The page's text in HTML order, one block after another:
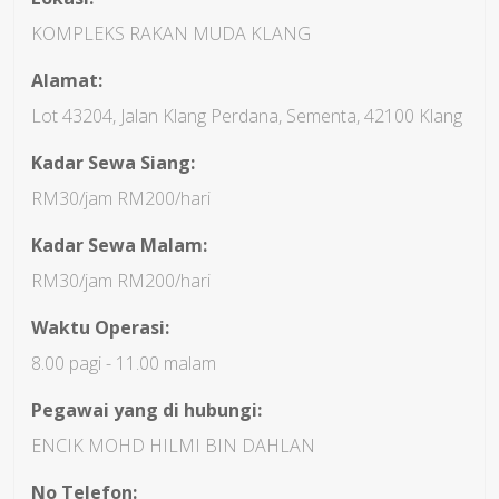
KOMPLEKS RAKAN MUDA KLANG
Alamat:
Lot 43204, Jalan Klang Perdana, Sementa, 42100 Klang
Kadar Sewa Siang:
RM30/jam RM200/hari
Kadar Sewa Malam:
RM30/jam RM200/hari
Waktu Operasi:
8.00 pagi - 11.00 malam
Pegawai yang di hubungi:
ENCIK MOHD HILMI BIN DAHLAN
No Telefon: